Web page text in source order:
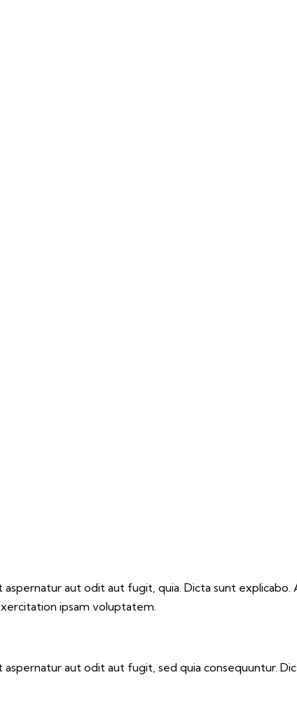
aut odit aut fugit, quia. Dicta sunt
ipsam voluptatem.
aut odit aut fugit, sed quia consequuntur.